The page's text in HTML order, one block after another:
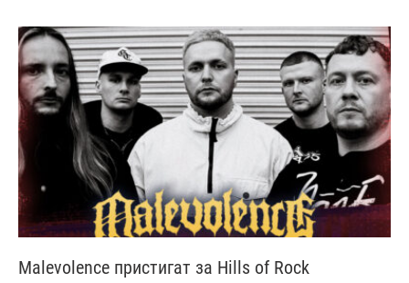
Malevolence пристигат за Hills of Rock